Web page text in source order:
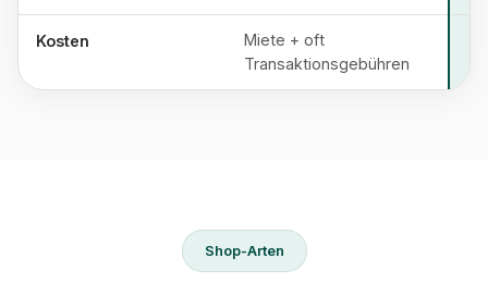
Kosten
Miete + oft
Transaktionsgebühren
Shop-Arten